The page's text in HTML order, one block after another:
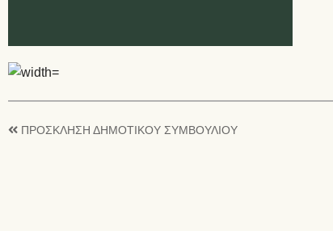
ΠΡΟΣΚΛΗΣΗ ΔΗΜΟΤΙΚΟΥ ΣΥΜΒΟΥΛΙΟΥ